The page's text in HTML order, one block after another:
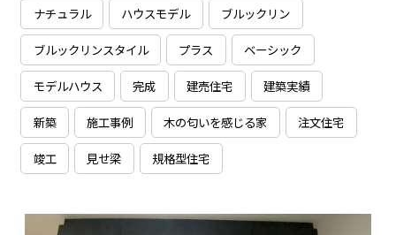
ナチュラル ハウスモデル ブルックリン
ブルックリンスタイル プラス ベーシック
モデルハウス 完成 建売住宅 建築実績
新築 施工事例 木の匂いを感じる家 注文住宅
竣工 見せ梁 規格型住宅